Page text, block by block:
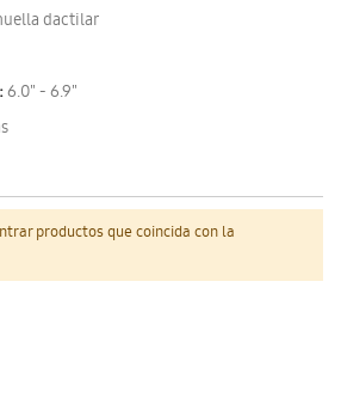
productos que coincida con la
dactilar
6.0" - 6.9"